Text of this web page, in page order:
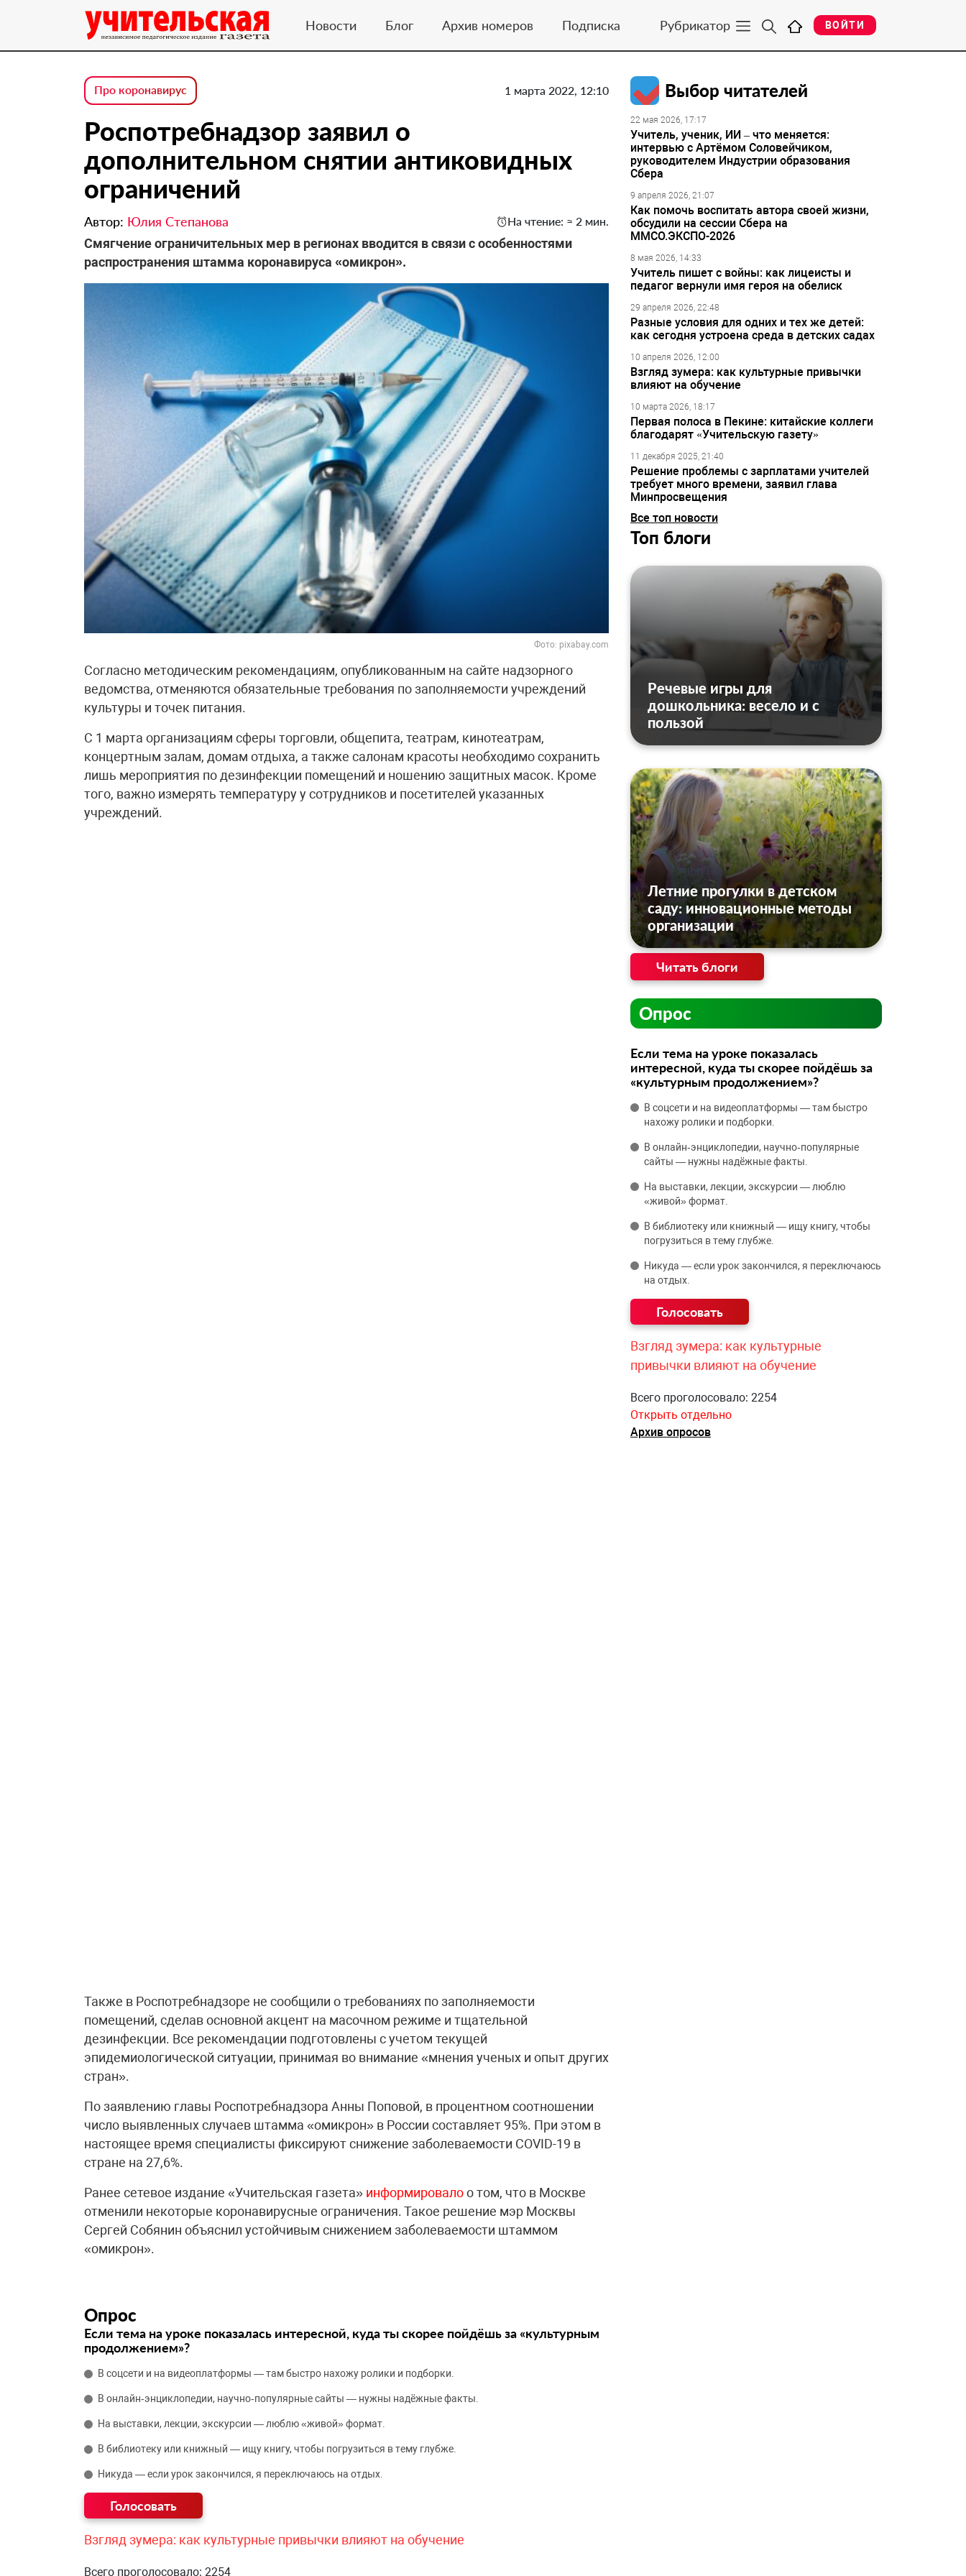
Новости Блог Архив номеров Подписка Рубрикатор ВОЙТИ
Про коронавирус 1 марта 2022, 12:10
Роспотребнадзор заявил о
дополнительном снятии антиковидных
ограничений
Автор: Юлия Степанова На чтение: ≈ 2 мин.
Смягчение ограничительных мер в регионах вводится в связи с особенностями
распространения штамма коронавируса «омикрон».
Фото: pixabay.com
Согласно методическим рекомендациям, опубликованным на сайте надзорного
ведомства, отменяются обязательные требования по заполняемости учреждений
культуры и точек питания.
С 1 марта организациям сферы торговли, общепита, театрам, кинотеатрам,
концертным залам, домам отдыха, а также салонам красоты необходимо сохранить
лишь мероприятия по дезинфекции помещений и ношению защитных масок. Кроме
того, важно измерять температуру у сотрудников и посетителей указанных
учреждений.
Также в Роспотребнадзоре не сообщили о требованиях по заполняемости
помещений, сделав основной акцент на масочном режиме и тщательной
дезинфекции. Все рекомендации подготовлены с учетом текущей
эпидемиологической ситуации, принимая во внимание «мнения ученых и опыт других
стран».
По заявлению главы Роспотребнадзора Анны Поповой, в процентном соотношении
число выявленных случаев штамма «омикрон» в России составляет 95%. При этом в
настоящее время специалисты фиксируют снижение заболеваемости COVID-19 в
стране на 27,6%.
Ранее сетевое издание «Учительская газета» информировалоо том, что в Москве
отменили некоторые коронавирусные ограничения. Такое решение мэр Москвы
Сергей Собянин объяснил устойчивым снижением заболеваемости штаммом
«омикрон».
Опрос
Если тема на уроке показалась интересной, куда ты скорее пойдёшь за «культурным
продолжением»?
В соцсети и на видеоплатформы — там быстро нахожу ролики и подборки.
В онлайн‑энциклопедии, научно‑популярные сайты — нужны надёжные факты.
На выставки, лекции, экскурсии — люблю «живой» формат.
В библиотеку или книжный — ищу книгу, чтобы погрузиться в тему глубже.
Никуда — если урок закончился, я переключаюсь на отдых.
Взгляд зумера: как культурные привычки влияют на обучение
Всего проголосовало: 2254
Выбор читателей
22 мая 2026, 17:17
Учитель, ученик, ИИ – что меняется:
интервью с Артёмом Соловейчиком,
руководителем Индустрии образования
Сбера
9 апреля 2026, 21:07
Как помочь воспитать автора своей жизни,
обсудили на сессии Сбера на
ММСО.ЭКСПО-2026
8 мая 2026, 14:33
Учитель пишет с войны: как лицеисты и
педагог вернули имя героя на обелиск
29 апреля 2026, 22:48
Разные условия для одних и тех же детей:
как сегодня устроена среда в детских садах
10 апреля 2026, 12:00
Взгляд зумера: как культурные привычки
влияют на обучение
10 марта 2026, 18:17
Первая полоса в Пекине: китайские коллеги
благодарят «Учительскую газету»
11 декабря 2025, 21:40
Решение проблемы с зарплатами учителей
требует много времени, заявил глава
Минпросвещения
Все топ новости
Топ блоги
Речевые игры для
дошкольника: весело и с
пользой
Летние прогулки в детском
саду: инновационные методы
организации
Читать блоги
Опрос
Если тема на уроке показалась
интересной, куда ты скорее пойдёшь за
«культурным продолжением»?
В соцсети и на видеоплатформы — там быстро
нахожу ролики и подборки.
В онлайн‑энциклопедии, научно‑популярные
сайты — нужны надёжные факты.
На выставки, лекции, экскурсии — люблю
«живой» формат.
В библиотеку или книжный — ищу книгу, чтобы
погрузиться в тему глубже.
Никуда — если урок закончился, я переключаюсь
на отдых.
Взгляд зумера: как культурные
привычки влияют на обучение
Всего проголосовало: 2254
Открыть отдельно
Архив опросов